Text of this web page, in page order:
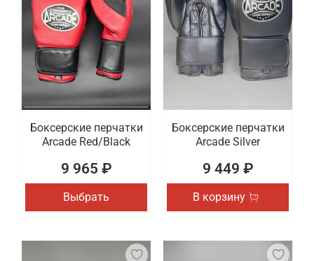
Боксерские перчатки
Arcade Red/Black
9 965 ₽
Выбрать
Боксерские перчатки
Arcade Silver
9 449 ₽
В корзину